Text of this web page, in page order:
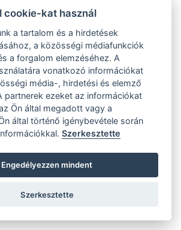
cookie-kat használ
a tartalom és a hirdetések
a közösségi médiafunkciók
a forgalom elemzéséhez. A
vonatkozó információkat
média-, hirdetési és elemző
partnerek ezeket az információkat
Ön által megadott vagy a
által történő igénybevétele során
Szerkesztette
Engedélyezzen mindent
Szerkesztette